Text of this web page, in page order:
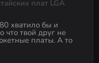
плат LGA
хватило бы и
что твой друг не
платы. А то